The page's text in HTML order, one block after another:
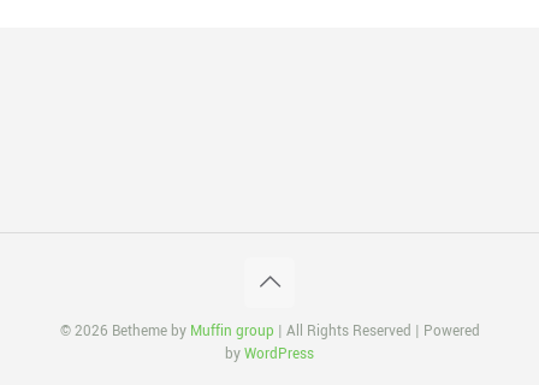
© 2026 Betheme by Muffin group | All Rights Reserved | Powered
byWordPress